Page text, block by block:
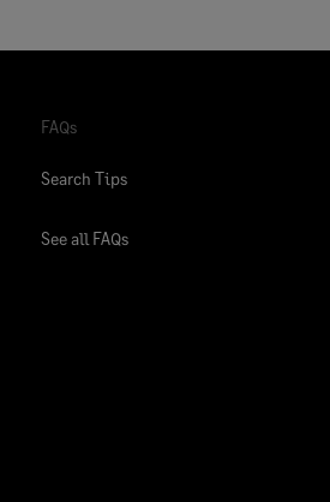
FAQs
Search Tips
See all FAQs